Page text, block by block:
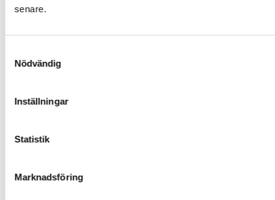
senare.
Nödvändig
Inställningar
Statistik
Marknadsföring